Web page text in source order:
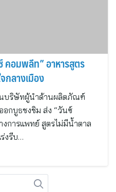
คอมพลีท” อาหารสูตร
ลางเมือง
นบริษัทผู้นำด้านผลิตภัณฑ์
อกบูธชงชิม ส่ง “วันซ์
ารแพทย์ สูตรไม่มีน้ำตาล
งรีบ…